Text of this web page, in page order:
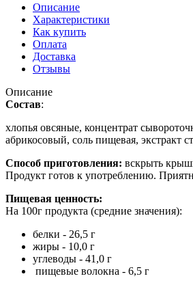
Описание
Характеристики
Как купить
Оплата
Доставка
Отзывы
Описание
Состав:
хлопья овсяные, концентрат
абрикосовый, соль пищевая, экстракт
Способ приготовления: вскрыть
Продукт готов к употреблению.
Пищевая ценность:
На 100г продукта (средние значения):
белки - 26,5 г
жиры - 10,0 г
углеводы - 41,0 г
пищевые волокна - 6,5 г